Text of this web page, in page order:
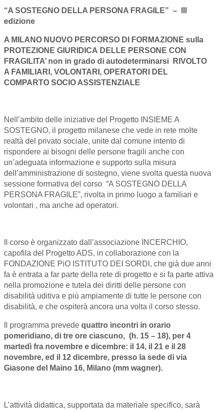
“A SOSTEGNO DELLA PERSONA FRAGILE” – III
edizione
A MILANO NUOVO PERCORSO DI FORMAZIONE sulla
PROTEZIONE GIURIDICA DELLE PERSONE CON
FRAGILITA’ non in grado di autodeterminarsi
RIVOLTO
A FAMILIARI, VOLONTARI, OPERATORI DEL
COMPARTO SOCIO ASSISTENZIALE
Nell’ambito delle iniziative del Progetto INSIEME A
SOSTEGNO, il progetto milanese che vede in rete molte
realtà del privato sociale, unite dal comune intento di
rispondere ai bisogni delle persone fragili anche con
un’adeguata informazione e supporto sulla misura
dell’amministrazione di sostegno, viene svolta questa nuova
sessione formativa del corso “A SOSTEGNO DELLA
PERSONA FRAGILE”, rivolta in primo luogo a familiari e
volontari , ma anche ad operatori.
Il corso è organizzato dall’associazione INCERCHIO,
capofila del Progetto ADS, in collaborazione con la
FONDAZIONE PiO ISTITUTO DEI SORDI, che già due anni
fa è entrata a far parte della rete di progetto e si fa parte attiva
nella promozione e tutela dei diritti delle persone con
disabilità uditiva e più ampiamente di tutte le persone con
disabilità, e che ospiterà ancora una volta il corso stesso.
Il programma prevede quattro incontri in orario
pomeridiano, di tre ore ciascuno, (h. 15 – 18), per 4
martedì fra novembre e dicembre: il 14, il 21 e il 28
novembre, ed il 12 dicembre, presso la sede di via
Giasone del Maino 16, Milano (mm wagner).
L’attività didattica, supportata da materiale specifico, sarà